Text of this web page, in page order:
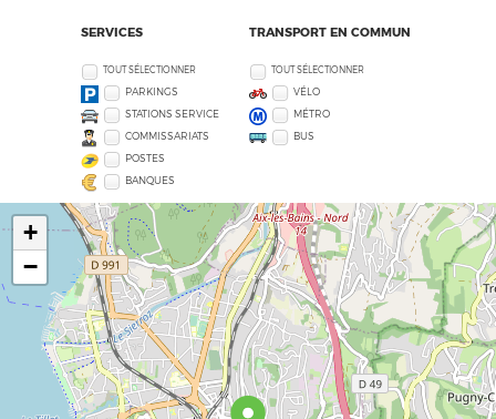
SERVICES
TOUT SÉLECTIONNER
PARKINGS
STATIONS SERVICE
COMMISSARIATS
POSTES
BANQUES
TRANSPORT EN COMMUN
TOUT SÉLECTIONNER
VÉLO
MÉTRO
BUS
+
−